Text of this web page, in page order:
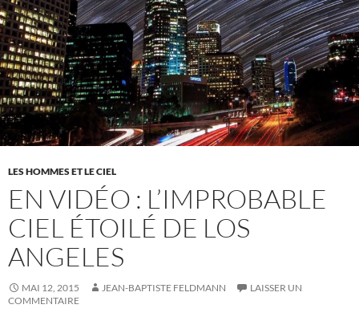
LES HOMMES ET LE CIEL
EN VIDÉO : L’IMPROBABLE
CIEL ÉTOILÉ DE LOS
ANGELES
MAI 12, 2015 JEAN-BAPTISTE FELDMANN
LAISSER UN
COMMENTAIRE